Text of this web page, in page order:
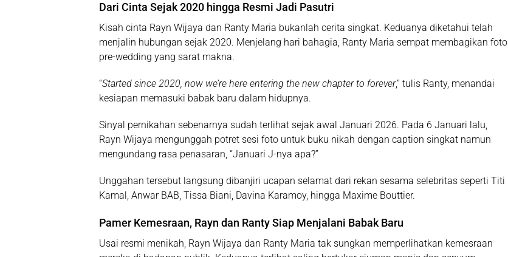
Dari Cinta Sejak 2020 hingga Resmi Jadi Pasutri
Kisah cinta Rayn Wijaya dan Ranty Maria bukanlah cerita singkat. Keduanya diketahui telah
menjalin hubungan sejak 2020. Menjelang hari bahagia, Ranty Maria sempat membagikan foto
pre-wedding yang sarat makna.
“Started since 2020, now we’re here entering the new chapter to forever,” tulis Ranty, menandai
kesiapan memasuki babak baru dalam hidupnya.
Sinyal pernikahan sebenarnya sudah terlihat sejak awal Januari 2026. Pada 6 Januari lalu,
Rayn Wijaya mengunggah potret sesi foto untuk buku nikah dengan caption singkat namun
mengundang rasa penasaran, “Januari J-nya apa?”
Unggahan tersebut langsung dibanjiri ucapan selamat dari rekan sesama selebritas seperti Titi
Kamal, Anwar BAB, Tissa Biani, Davina Karamoy, hingga Maxime Bouttier.
Pamer Kemesraan, Rayn dan Ranty Siap Menjalani Babak Baru
Usai resmi menikah, Rayn Wijaya dan Ranty Maria tak sungkan memperlihatkan kemesraan